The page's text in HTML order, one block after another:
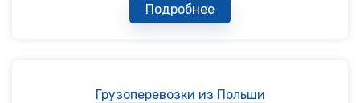
Подробнее
Грузоперевозки из Польши